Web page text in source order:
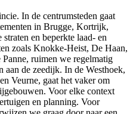
In de centrumsteden gaat
in Brugge, Kortrijk,
en beperkte laad- en
zoals Knokke-Heist, De Haan,
ruimen we regelmatig
aan de zeedijk. In de Westhoek,
Veurne, gaat het vaker om
Voor elke context
en planning. Voor